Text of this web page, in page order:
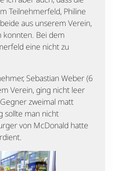
Teilnehmerfeld, Philine
aus unserem Verein,
konnten. Bei dem
eine nicht zu
Sebastian Weber (6
Verein, ging nicht leer
zweimal matt
sollte man nicht
von McDonald hatte